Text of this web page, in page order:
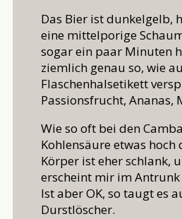
Das Bier ist dunkelgelb,
eine mittelporige
sogar ein paar Minuten
ziemlich genau so, wie
Flaschenhalsetikett
Passionsfrucht, Ananas,
Wie so oft bei den
Kohlensäure etwas hoch
Körper ist eher schlank,
erscheint mir im Antrunk
Ist aber OK, so taugt es
Durstlöscher.